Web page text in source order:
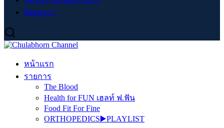
ติดต่อเรา
หน้าแรก
รายการ
The Blood
Health for FUN เฮลท์ ฟ.ฟัน
Food Fit For Fine
ORTHOPEDICS▶️PLAYLIST